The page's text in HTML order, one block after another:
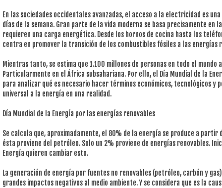
En las sociedades occidentales avanzadas, el acceso a la electricidad es
días de la semana. Gran parte de la vida moderna se basa precisamente en
requieren una carga energética. Desde los hornos de cocina hasta los
centra en promover la transición de los combustibles fósiles a las energías
Mientras tanto, se estima que 1.100 millones de personas en todo el mundo
Particularmente en el África subsahariana. Por ello, el Día Mundial de la
para analizar qué es necesario hacer términos económicos, tecnológicos
universal a la energía en una realidad.
Día Mundial de la Energía por las energías renovables
Se calcula que, aproximadamente, el 80% de la energía se produce a partir
ésta proviene del petróleo. Solo un 2% proviene de energías renovables.
Energía quieren cambiar esto.
La generación de energía por fuentes no renovables (petróleo, carbón y
grandes impactos negativos al medio ambiente. Y se considera que es la